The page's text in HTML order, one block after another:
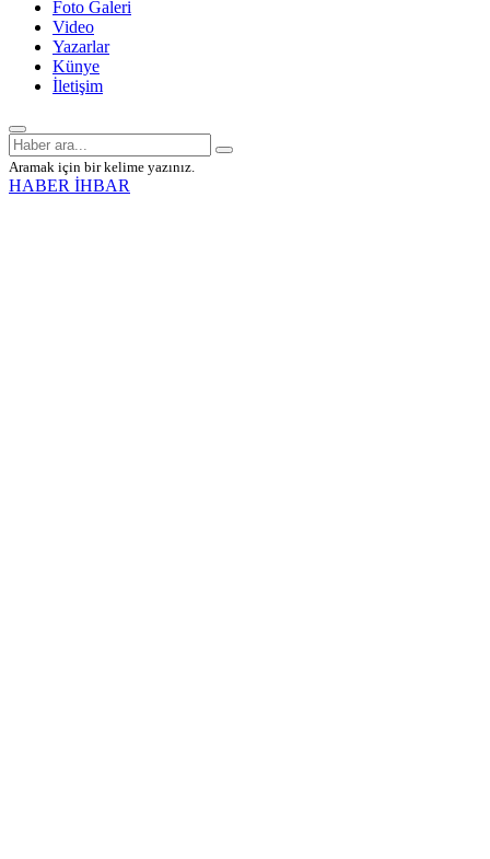
Foto Galeri
Video
Yazarlar
Künye
İletişim
Aramak için bir kelime yazınız.
HABER İHBAR